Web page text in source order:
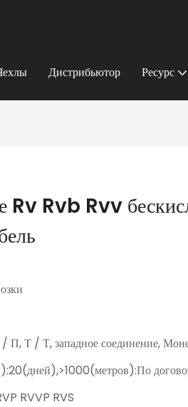
Дистрибьютор Ресурс
Rv Rvb Rvv
Т / Т, западное соединение,
RVVP RVS